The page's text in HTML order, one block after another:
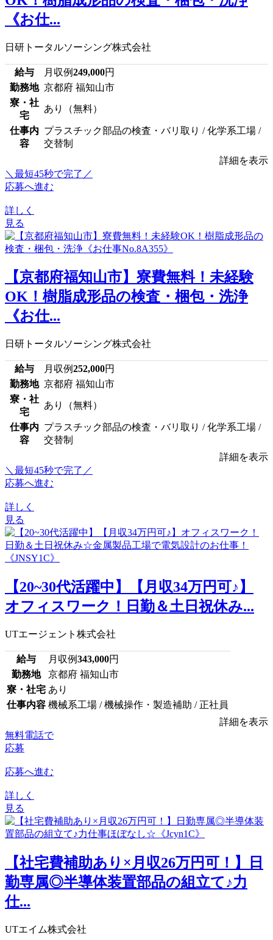
《お仕...
日研トータルソーシング株式会社
給与 月収例249,000円
勤務地 京都府 福知山市
寮・社
宅
あり（無料）
仕事内
容
プラスチック部品の検査・バリ取り / 化学系工場 /
交替制
詳細を表示
＼最短45秒で完了／
応募へ進む
詳しく
見る
【京都府福知山市】寮費無料！未経験
OK！樹脂成形品の検査・梱包・洗浄
《お仕...
日研トータルソーシング株式会社
給与 月収例252,000円
勤務地 京都府 福知山市
寮・社
宅
あり（無料）
仕事内
容
プラスチック部品の検査・バリ取り / 化学系工場 /
交替制
詳細を表示
＼最短45秒で完了／
応募へ進む
詳しく
見る
【20~30代活躍中】【月収34万円可♪】
オフィスワーク！日勤＆土日祝休み...
UTエージェント株式会社
給与 月収例343,000円
勤務地
京都府 福知山市
寮・社宅 あり
仕事内容 機械系工場 / 機械操作・製造補助 / 正社員
詳細を表示
無料電話で
応募
応募へ進む
詳しく
見る
【社宅費補助あり×月収26万円可！】日
勤専属◎半導体装置部品の組立て♪力
仕...
UTエイム株式会社